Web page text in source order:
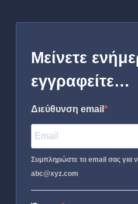
Μείνετε
εγγραφείτε…
Διεύθυνση email
Συμπληρώστε το email σας για
abc@xyz.com